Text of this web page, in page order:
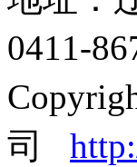
0411-
司